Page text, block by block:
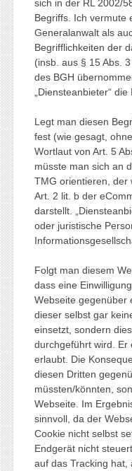
sich in der RL 2002/
Begriffs. Ich vermute
Generalanwalt als
Begrifflichkeiten der
(insb. aus § 15 Abs.
des BGH
„Diensteanbieter“ die
Legt man diesen
fest (wie gesagt,
Wortlaut von Art. 5
müsste man sich an
TMG orientieren, der
Art. 2 lit. b der
darstellt.
oder juristische
Folgt man diesem
dass eine
Webseite gegenüber
dieser selbst gar
einsetzt, sondern
durchgeführt wird. Er
erlaubt. Die
diesen Dritten
müssten/könnten,
Webseite. Im
sinnvoll, da der
Cookie nicht selbst
Endgerät nicht
auf das Tracking